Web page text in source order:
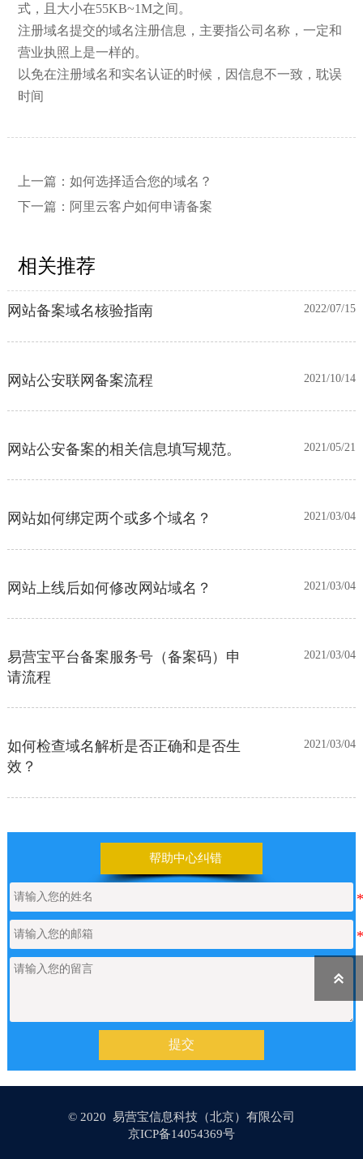
式，且大小在55KB~1M之间。
注册域名提交的域名注册信息，主要指公司名称，一定和
营业执照上是一样的。
以免在注册域名和实名认证的时候，因信息不一致，耽误
时间
上一篇： 如何选择适合您的域名？
下一篇： 阿里云客户如何申请备案
相关推荐
网站备案域名核验指南 2022/07/15
网站公安联网备案流程 2021/10/14
网站公安备案的相关信息填写规范。 2021/05/21
网站如何绑定两个或多个域名？ 2021/03/04
网站上线后如何修改网站域名？ 2021/03/04
易营宝平台备案服务号（备案码）申
请流程
2021/03/04
如何检查域名解析是否正确和是否生
效？
2021/03/04
阿里云备案流程
百度云备案流程
在易营宝平台如何购买域名？
中文域名如何转换成英文域名，以及
阿里云客户如何申请备案
帮助中心纠错
提交
© 2020 易营宝信息科技（北京）有限公司
京ICP备14054369号
